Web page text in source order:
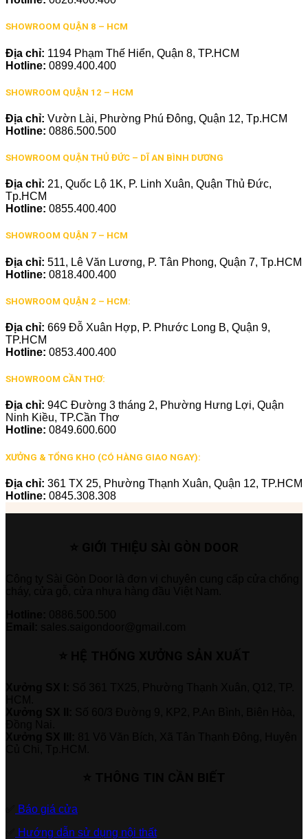
SHOWROOM QUẬN 8 – HCM
Địa chỉ: 1194 Phạm Thế Hiển, Quận 8, TP.HCM
Hotline: 0899.400.400
SHOWROOM QUẬN 12 – HCM
Địa chỉ: Vườn Lài, Phường Phú Đông, Quận 12, Tp.HCM
Hotline: 0886.500.500
SHOWROOM QUẬN THỦ ĐỨC – DĨ AN BÌNH DƯƠNG
Địa chỉ: 21, Quốc Lộ 1K, P. Linh Xuân, Quận Thủ Đức,
Tp.HCM
Hotline: 0855.400.400
SHOWROOM QUẬN 7 – HCM
Địa chỉ: 511, Lê Văn Lương, P. Tân Phong, Quận 7, Tp.HCM
Hotline: 0818.400.400
SHOWROOM QUẬN 2 – HCM:
Địa chỉ: 669 Đỗ Xuân Hợp, P. Phước Long B, Quận 9,
TP.HCM
Hotline: 0853.400.400
SHOWROOM CẦN THƠ:
Địa chỉ: 94C Đường 3 tháng 2, Phường Hưng Lợi, Quận
Ninh Kiều, TP.Cần Thơ
Hotline: 0849.600.600
XƯỞNG & TỔNG KHO (CÓ HÀNG GIAO NGAY):
Địa chỉ: 361 TX 25, Phường Thạnh Xuân, Quận 12, TP.HCM
Hotline: 0845.308.308
Báo giá cửa
Hướng dẫn sử dụng nội thất